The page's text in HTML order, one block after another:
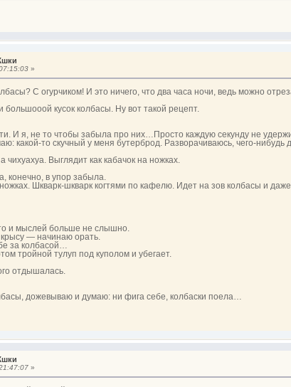
»
С огурчиком! И это ничего, что два часа ночи, ведь можно
большооой кусок колбасы. Ну вот такой рецепт.
И я, не то чтобы забыла про них…Просто каждую секунду не
какой-то скучный у меня бутерброд. Разворачиваюсь, чего-нибудь
Выглядит как кабачок на ножках.
конечно, в упор забыла.
Шкварк-шкварк когтями по кафелю. Идет на зов колбасы и
и мыслей больше не слышно.
— начинаю орать.
за колбасой…
тройной тулуп под куполом и убегает.
отдышалась.
дожевываю и думаю: ни фига себе, колбаски поела…
»